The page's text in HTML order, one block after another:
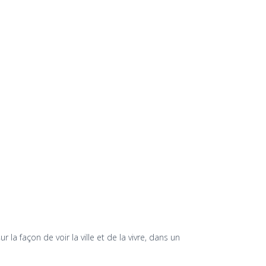
la façon de voir la ville et de la vivre, dans un